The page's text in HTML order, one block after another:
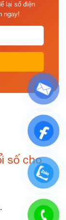
lại số điện
ngay!
số cho